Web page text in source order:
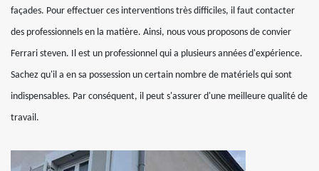
façades. Pour effectuer ces interventions très difficiles, il faut contacter
des professionnels en la matière. Ainsi, nous vous proposons de convier
Ferrari steven. Il est un professionnel qui a plusieurs années d'expérience.
Sachez qu'il a en sa possession un certain nombre de matériels qui sont
indispensables. Par conséquent, il peut s'assurer d'une meilleure qualité de
travail.